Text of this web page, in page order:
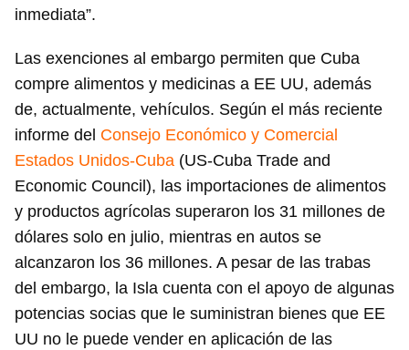
inmediata”.
Las exenciones al embargo permiten que Cuba
compre alimentos y medicinas a EE UU, además
de, actualmente, vehículos. Según el más reciente
informe del Consejo Económico y Comercial
Estados Unidos-Cuba (US-Cuba Trade and
Economic Council), las importaciones de alimentos
y productos agrícolas superaron los 31 millones de
dólares solo en julio, mientras en autos se
alcanzaron los 36 millones. A pesar de las trabas
del embargo, la Isla cuenta con el apoyo de algunas
potencias socias que le suministran bienes que EE
UU no le puede vender en aplicación de las